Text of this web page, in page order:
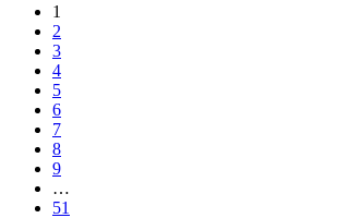
1
2
3
4
5
6
7
8
9
…
51